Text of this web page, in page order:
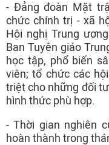
- Đảng đoàn Mặt
chức chính trị - xã
Hội nghị Trung
Ban Tuyên giáo
học tập, phổ biến
viên; tổ chức các
triệt cho những đối
hình thức phù hợp.
- Thời gian nghiên
hoàn thành trong